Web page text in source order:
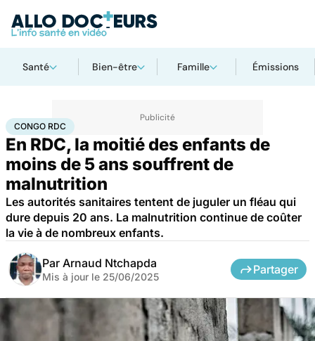
Santé Bien-être Famille Émissions
AccueilSantéSociété Santé publiqueCongo RDC
CONGO RDC
En RDC, la moitié des enfants de
moins de 5 ans souffrent de
malnutrition
Les autorités sanitaires tentent de juguler un fléau qui
dure depuis 20 ans. La malnutrition continue de coûter
la vie à de nombreux enfants.
Par Arnaud Ntchapda
Mis à jour le 25/06/2025
Partager